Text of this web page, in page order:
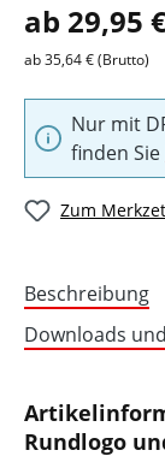
ab 29,95
ab 35,64 € (Brutto)
Nur mit
finden Sie
Zum
Beschreibung
Downloads
Rundlogo